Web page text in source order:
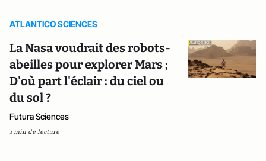
ATLANTICO SCIENCES
La Nasa voudrait des robots-
abeilles pour explorer Mars ;
D'où part l'éclair : du ciel ou
du sol ?
Futura Sciences
1 min de lecture